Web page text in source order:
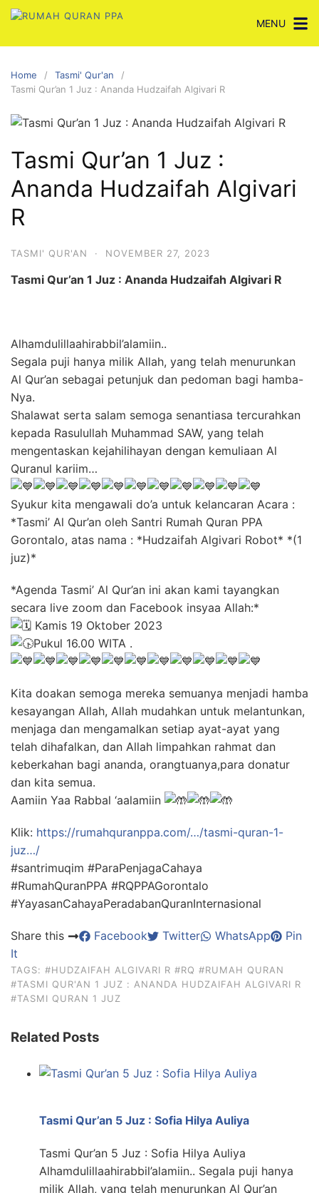
Skip
content
MENU
Home
Tasmi' Qur'an
Tasmi Qur’an 1 Juz : Ananda Hudzaifah Algivari R
Tasmi Qur’an 1 Juz :
Ananda Hudzaifah Algivari
R
TASMI' QUR'AN · NOVEMBER 27, 2023
Tasmi Qur’an 1 Juz : Ananda Hudzaifah Algivari R
Alhamdulillaahirabbil’alamiin..
Segala puji hanya milik Allah, yang telah menurunkan
Al Qur’an sebagai petunjuk dan pedoman bagi hamba-
Nya.
Shalawat serta salam semoga senantiasa tercurahkan
kepada Rasulullah Muhammad SAW, yang telah
mengentaskan kejahilihayan dengan kemuliaan Al
Quranul kariim…
Syukur kita mengawali do’a untuk kelancaran Acara :
*Tasmi’ Al Qur’an oleh Santri Rumah Quran PPA
Gorontalo, atas nama : *Hudzaifah Algivari Robot* *(1
juz)*
*Agenda Tasmi’ Al Qur’an ini akan kami tayangkan
secara live zoom dan Facebook insyaa Allah:*
Kamis 19 Oktober 2023
Pukul 16.00 WITA .
Kita doakan semoga mereka semuanya menjadi hamba
kesayangan Allah, Allah mudahkan untuk melantunkan,
menjaga dan mengamalkan setiap ayat-ayat yang
telah dihafalkan, dan Allah limpahkan rahmat dan
keberkahan bagi ananda, orangtuanya,para donatur
dan kita semua.
Aamiin Yaa Rabbal ‘aalamiin
Klik: https://rumahquranppa.com/…/tasmi-quran-1-
juz…/
#santrimuqim #ParaPenjagaCahaya
#RumahQuranPPA #RQPPAGorontalo
#YayasanCahayaPeradabanQuranInternasional
Share this Facebook Twitter WhatsApp
Pin
It
TAGS: #HUDZAIFAH ALGIVARI R #RQ #RUMAH QURAN
#TASMI QUR'AN 1 JUZ : ANANDA HUDZAIFAH ALGIVARI R
#TASMI QURAN 1 JUZ
Related Posts
Tasmi Qur’an 5 Juz : Sofia Hilya Auliya
Tasmi Qur’an 5 Juz : Sofia Hilya Auliya
Alhamdulillaahirabbil’alamiin.. Segala puji hanya
milik Allah, yang telah menurunkan Al Qur’an